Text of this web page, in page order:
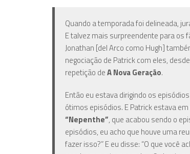
Quando a temporada foi delineada,
E talvez mais surpreendente para os
Jonathan [del Arco como Hugh]
negociação de Patrick com eles,
repetição deA Nova Geração.
Então eu estava dirigindo os
ótimos episódios. E Patrick estava
“Nepenthe”, que acabou sendo o
episódios, eu acho que houve uma
fazer isso?” E eu disse: “O que você